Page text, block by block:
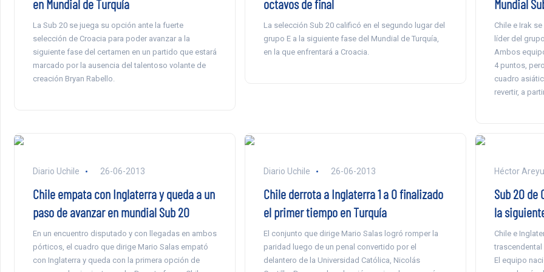
en Mundial de Turquía
La Sub 20 se juega su opción ante la fuerte
selección de Croacia para poder avanzar a la
siguiente fase del certamen en un partido que estará
marcado por la ausencia del talentoso volante de
creación Bryan Rabello.
octavos de final
La selección Sub 20 calificó en el segundo lugar del
grupo E a la siguiente fase del Mundial de Turquía,
en la que enfrentará a Croacia.
Mundial
Chile e Irak
líder del
Ambos
4 puntos,
cuadro
revertir, a
Diario Uchile 26-06-2013
Chile empata con Inglaterra y queda a un
paso de avanzar en mundial Sub 20
En un encuentro disputado y con llegadas en ambos
pórticos, el cuadro que dirige Mario Salas empató
con Inglaterra y queda con la primera opción de
Diario Uchile 26-06-2013
Chile derrota a Inglaterra 1 a 0 finalizado
el primer tiempo en Turquía
El conjunto que dirige Mario Salas logró romper la
paridad luego de un penal convertido por el
delantero de la Universidad Católica, Nicolás
Héctor
Sub 20 de
la
Chile e
trascendental
El equipo